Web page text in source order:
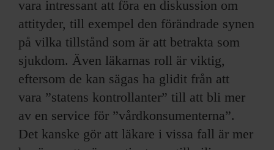
vara intressant att föra en diskussion om
attityder, till exempel den förändrade synen
på vilka tillstånd som är att betrakta som
sjukdom. Även läkarnas roll är viktig,
eftersom de kan sägas ha glidit från att
vara ”statens kontrollanter” till att bli mer
av en service för ”vårdkonsumenterna”.
Det kanske gör att läkare i vissa fall är mer